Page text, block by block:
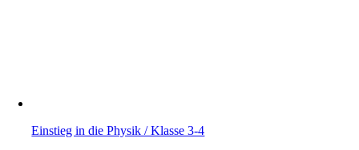
Einstieg in die Physik / Klasse 3-4